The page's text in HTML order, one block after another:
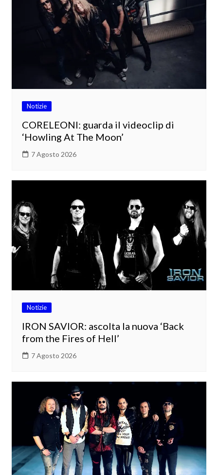
Notizie
CORELEONI: guarda il videoclip di
‘Howling At The Moon’
7 Agosto 2026
Notizie
IRON SAVIOR: ascolta la nuova ‘Back
from the Fires of Hell’
7 Agosto 2026